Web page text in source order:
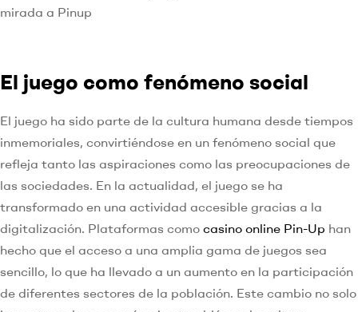
mirada a Pinup
El juego como fenómeno social
El juego ha sido parte de la cultura humana desde tiempos
inmemoriales, convirtiéndose en un fenómeno social que
refleja tanto las aspiraciones como las preocupaciones de
las sociedades. En la actualidad, el juego se ha
transformado en una actividad accesible gracias a la
digitalización. Plataformas como casino online Pin-Up han
hecho que el acceso a una amplia gama de juegos sea
sencillo, lo que ha llevado a un aumento en la participación
de diferentes sectores de la población. Este cambio no solo